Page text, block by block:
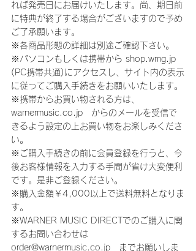
れば発売日にお届けいたします。尚、期日前
に特典が終了する場合がございますので予め
ご了承願います。
※各商品形態の詳細は別途ご確認下さい。
※パソコンもしくは携帯から shop.wmg.jp
(PC携帯共通)にアクセスし、サイト内の表示
に従ってご購入手続きをお願いいたします。
※携帯からお買い物される方は、
warnermusic.co.jp　からのメールを受信で
きるよう設定の上お買い物をお楽しみくださ
い。
※ご購入手続きの前に会員登録を行うと、今
後お客様情報を入力する手間が省け大変便利
です。是非ご登録ください。
※購入金額￥4,000以上で送料無料となりま
す。
※WARNER MUSIC DIRECTでのご購入に関
するお問い合わせは
order@warnermusic.co.jp　までお願いしま